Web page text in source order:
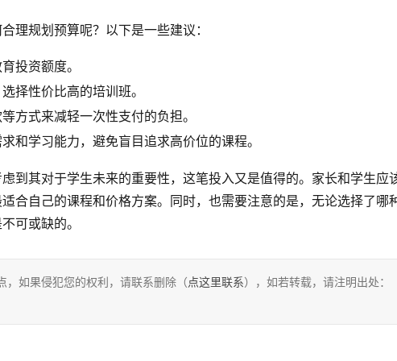
理规划预算呢？以下是一些建议：
投资额度。
择性价比高的培训班。
方式来减轻一次性支付的负担。
和学习能力，避免盲目追求高价位的课程。
到其对于学生未来的重要性，这笔投入又是值得的。家长和学生应
合自己的课程和价格方案。同时，也需要注意的是，无论选择了哪
可或缺的。
，如果侵犯您的权利，请联系删除（点这里联系），如若转载，请注明出处：